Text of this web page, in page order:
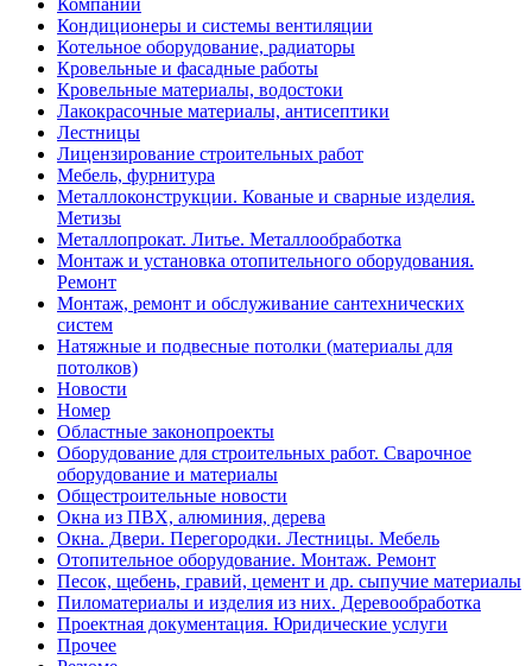
Кондиционеры и системы вентиляции
Котельное оборудование, радиаторы
Кровельные и фасадные работы
Кровельные материалы, водостоки
Лакокрасочные материалы, антисептики
Лестницы
Лицензирование строительных работ
Мебель, фурнитура
Металлоконструкции. Кованые и сварные изделия.
Метизы
Металлопрокат. Литье. Металлообработка
Монтаж и установка отопительного оборудования.
Ремонт
Монтаж, ремонт и обслуживание сантехнических
систем
Натяжные и подвесные потолки (материалы для
потолков)
Новости
Номер
Областные законопроекты
Оборудование для строительных работ. Сварочное
оборудование и материалы
Общестроительные новости
Окна из ПВХ, алюминия, дерева
Окна. Двери. Перегородки. Лестницы. Мебель
Отопительное оборудование. Монтаж. Ремонт
Песок, щебень, гравий, цемент и др. сыпучие материалы
Пиломатериалы и изделия из них. Деревообработка
Проектная документация. Юридические услуги
Прочее